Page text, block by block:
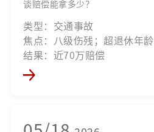
谈赔偿能拿多少？
类型：交通事故
焦点：八级伤残；超退休年龄
结果：近70万赔偿